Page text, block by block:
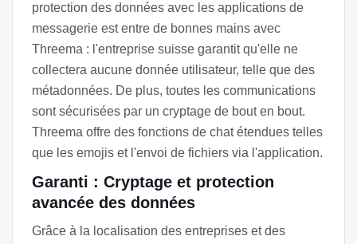
protection des données avec les applications de
messagerie est entre de bonnes mains avec
Threema : l'entreprise suisse garantit qu'elle ne
collectera aucune donnée utilisateur, telle que des
métadonnées. De plus, toutes les communications
sont sécurisées par un cryptage de bout en bout.
Threema offre des fonctions de chat étendues telles
que les emojis et l'envoi de fichiers via l'application.
Garanti : Cryptage et protection
avancée des données
Grâce à la localisation des entreprises et des